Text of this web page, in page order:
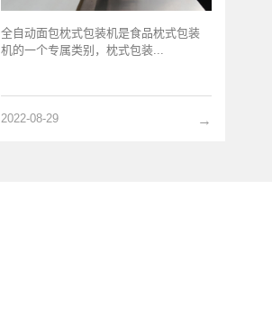
全自动面包枕式包装机是食品枕式包装
机的一个专属类别，枕式包装...
→
2022-08-29